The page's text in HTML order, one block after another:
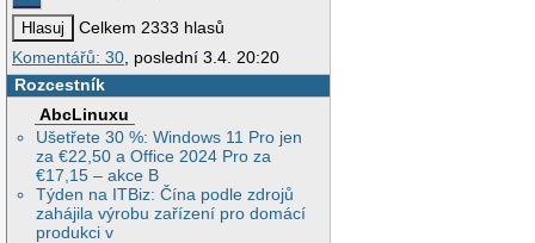
Celkem 2333 hlasů
Komentářů: 30, poslední 3.4. 20:20
Rozcestník
AbcLinuxu
Ušetřete 30 %: Windows 11 Pro jen
za €22,50 a Office 2024 Pro za
€17,15 – akce B
Týden na ITBiz: Čína podle zdrojů
zahájila výrobu zařízení pro domácí
produkci v